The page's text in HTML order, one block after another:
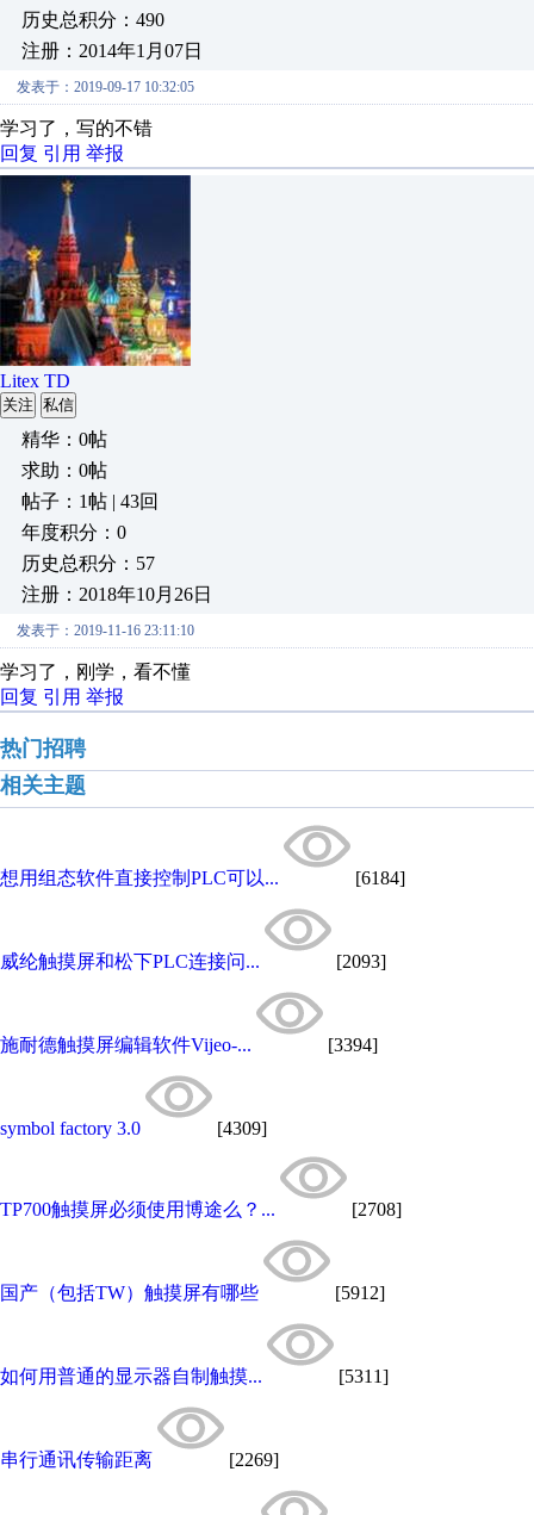
历史总积分：490
注册：2014年1月07日
发表于：2019-09-17 10:32:05
学习了，写的不错
回复 引用 举报
Litex TD
关注 私信
精华：0帖
求助：0帖
帖子：1帖 | 43回
年度积分：0
历史总积分：57
注册：2018年10月26日
发表于：2019-11-16 23:11:10
学习了，刚学，看不懂
回复 引用 举报
热门招聘
相关主题
想用组态软件直接控制PLC可以... [6184]
威纶触摸屏和松下PLC连接问... [2093]
施耐德触摸屏编辑软件Vijeo-... [3394]
symbol factory 3.0 [4309]
TP700触摸屏必须使用博途么？... [2708]
国产（包括TW）触摸屏有哪些 [5912]
如何用普通的显示器自制触摸... [5311]
串行通讯传输距离 [2269]